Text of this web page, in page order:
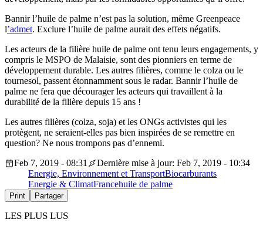
Bannir l’huile de palme n’est pas la solution, même Greenpeace
l’admet. Exclure l’huile de palme aurait des effets négatifs.
Les acteurs de la filière huile de palme ont tenu leurs engagements, y
compris le MSPO de Malaisie, sont des pionniers en terme de
développement durable. Les autres filières, comme le colza ou le
tournesol, passent étonnamment sous le radar. Bannir l’huile de
palme ne fera que décourager les acteurs qui travaillent à la
durabilité de la filière depuis 15 ans !
Les autres filières (colza, soja) et les ONGs activistes qui les
protègent, ne seraient-elles pas bien inspirées de se remettre en
question? Ne nous trompons pas d’ennemi.
Feb 7, 2019 - 08:31
Dernière mise à jour: Feb 7, 2019 - 10:34
Energie, Environnement et TransportBiocarburants
Energie & ClimatFrancehuile de palme
Print Partager
LES PLUS LUS